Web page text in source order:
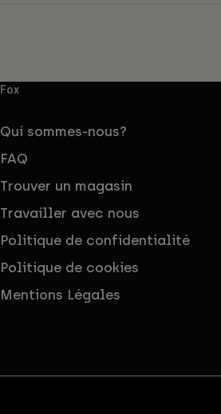
Fox
Qui sommes-nous?
FAQ
Trouver un magasin
Travailler avec nous
Politique de confidentialité
Politique de cookies
Mentions Légales